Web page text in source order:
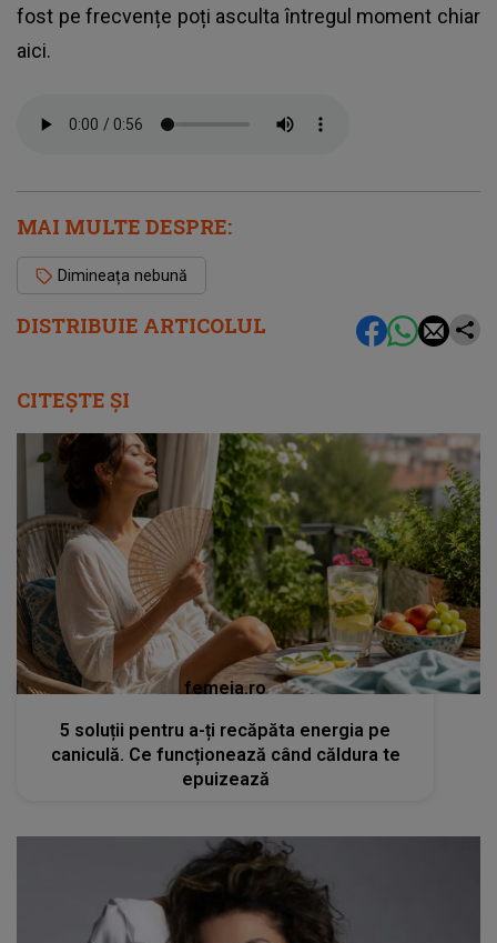
DISTRIBUIE ARTICOLUL
fost pe frecvențe poți asculta întregul moment chiar
aici.
MAI MULTE DESPRE:
Dimineața nebună
CITEȘTE ȘI
femeia.ro
5 soluții pentru a-ți recăpăta energia pe
caniculă. Ce funcționează când căldura te
epuizează